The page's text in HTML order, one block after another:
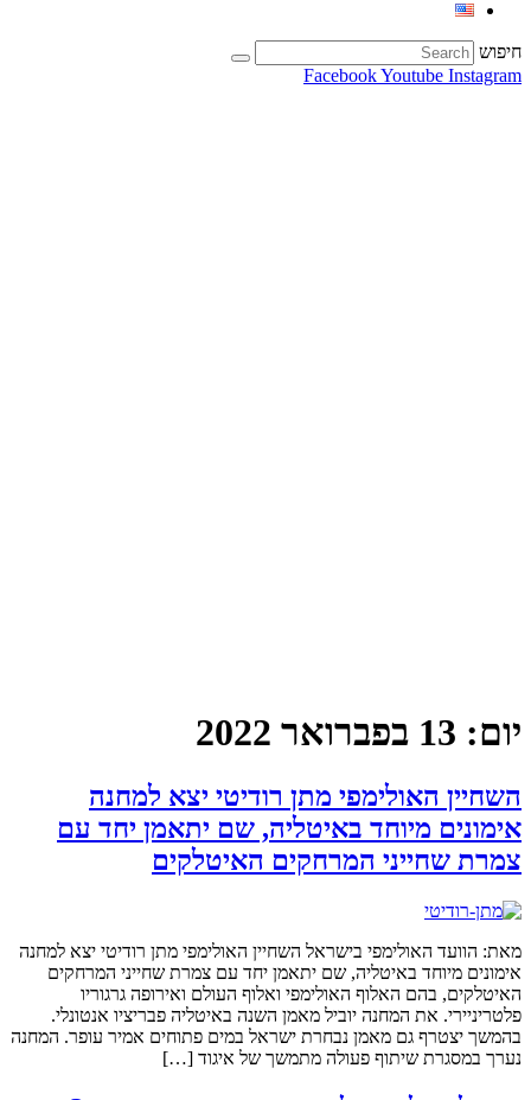
חיפוש
FacebookYoutube Instagram
יום: 13 בפברואר 2022
השחיין האולימפי מתן רודיטי יצא למחנה
אימונים מיוחד באיטליה, שם יתאמן יחד עם
צמרת שחייני המרחקים האיטלקים
מאת: הוועד האולימפי בישראל השחיין האולימפי מתן רודיטי יצא למחנה
אימונים מיוחד באיטליה, שם יתאמן יחד עם צמרת שחייני המרחקים
האיטלקים, בהם האלוף האולימפי ואלוף העולם ואירופה גרגוריו
פלטריניירי. את המחנה יוביל מאמן השנה באיטליה פבריציו אנטונלי.
בהמשך יצטרף גם מאמן נבחרת ישראל במים פתוחים אמיר עופר. המחנה
נערך במסגרת שיתוף פעולה מתמשך של איגוד […]